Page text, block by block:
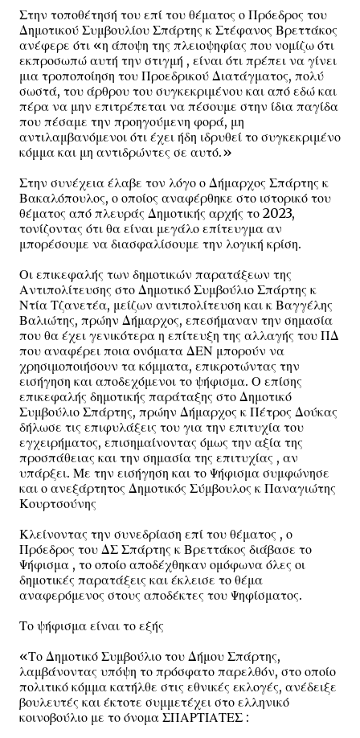
Στην τοποθέτησή του επί του θέματος ο Πρόεδρος του
Δημοτικού Συμβουλίου Σπάρτης κ Στέφανος Βρεττάκος
ανέφερε ότι «η άποψη της πλειοψηφίας που νομίζω ότι
εκπροσωπώ αυτή την στιγμή , είναι ότι πρέπει να γίνει
μια τροποποίηση του Προεδρικού Διατάγματος, πολύ
σωστά, του άρθρου του συγκεκριμένου και από εδώ και
πέρα να μην επιτρέπεται να πέσουμε στην ίδια παγίδα
που πέσαμε την προηγούμενη φορά, μη
αντιλαμβανόμενοι ότι έχει ήδη ιδρυθεί το συγκεκριμένο
κόμμα και μη αντιδρώντες σε αυτό.»
Στην συνέχεια έλαβε τον λόγο ο Δήμαρχος Σπάρτης κ
Βακαλόπουλος, ο οποίος αναφέρθηκε στο ιστορικό του
θέματος από πλευράς Δημοτικής αρχής το 2023,
τονίζοντας ότι θα είναι μεγάλο επίτευγμα αν
μπορέσουμε να διασφαλίσουμε την λογική κρίση.
Οι επικεφαλής των δημοτικών παρατάξεων της
Αντιπολίτευσης στο Δημοτικό Συμβούλιο Σπάρτης κ
Ντία Τζανετέα, μείζων αντιπολίτευση και κ Βαγγέλης
Βαλιώτης, πρώην Δήμαρχος, επεσήμαναν την σημασία
που θα έχει γενικότερα η επίτευξη της αλλαγής του ΠΔ
που αναφέρει ποια ονόματα ΔΕΝ μπορούν να
χρησιμοποιήσουν τα κόμματα, επικροτώντας την
εισήγηση και αποδεχόμενοι το ψήφισμα. Ο επίσης
επικεφαλής δημοτικής παράταξης στο Δημοτικό
Συμβούλιο Σπάρτης, πρώην Δήμαρχος κ Πέτρος Δούκας
δήλωσε τις επιφυλάξεις του για την επιτυχία του
εγχειρήματος, επισημαίνοντας όμως την αξία της
προσπάθειας και την σημασία της επιτυχίας , αν
υπάρξει. Με την εισήγηση και το Ψήφισμα συμφώνησε
και ο ανεξάρτητος Δημοτικός Σύμβουλος κ Παναγιώτης
Κουρτσούνης
Κλείνοντας την συνεδρίαση επί του θέματος , ο
Πρόεδρος του ΔΣ Σπάρτης κ Βρεττάκος διάβασε το
Ψήφισμα , το οποίο αποδέχθηκαν ομόφωνα όλες οι
δημοτικές παρατάξεις και έκλεισε το θέμα
αναφερόμενος στους αποδέκτες του Ψηφίσματος.
Το ψήφισμα είναι το εξής
«Το Δημοτικό Συμβούλιο του Δήμου Σπάρτης,
λαμβάνοντας υπόψη το πρόσφατο παρελθόν, στο οποίο
πολιτικό κόμμα κατήλθε στις εθνικές εκλογές, ανέδειξε
βουλευτές και έκτοτε συμμετέχει στο ελληνικό
κοινοβούλιο με το όνομα ΣΠΑΡΤΙΑΤΕΣ :